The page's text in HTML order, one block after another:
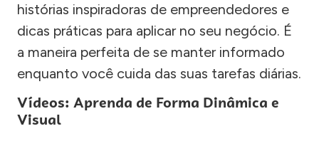
histórias inspiradoras de empreendedores e
dicas práticas para aplicar no seu negócio. É
a maneira perfeita de se manter informado
enquanto você cuida das suas tarefas diárias.
Vídeos: Aprenda de Forma Dinâmica e
Visual